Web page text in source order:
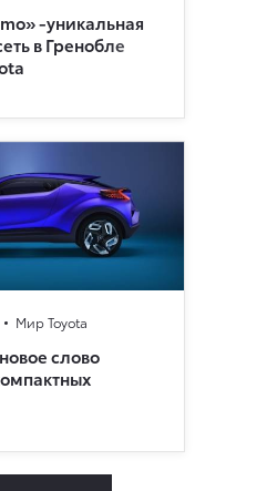
-уникальная
в Гренобле
Мир Toyota
слово